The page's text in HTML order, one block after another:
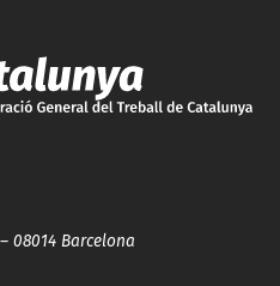
08014 Barcelona